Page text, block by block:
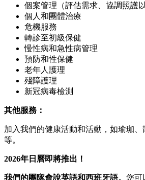
個案管理（評估需求、協調照護
個人和團體治療
危機服務
轉診至初級保健
慢性病和急性病管理
預防和性保健
老年人護理
殘障護理
新冠病毒檢測
其他服務：
加入我們的健康活動和活動，如瑜珈
等。
2026年日曆即將推出！
我們的團隊會說英語和西班牙語。 您可